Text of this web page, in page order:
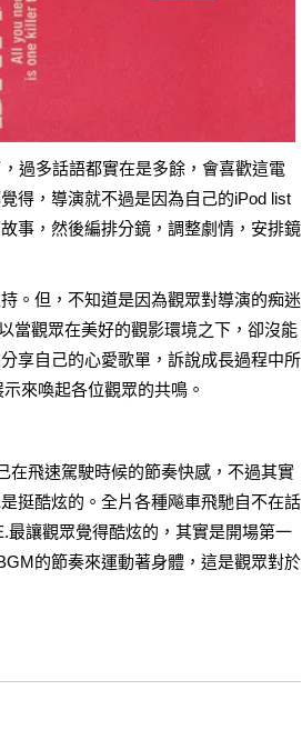
過多話語都實在是多餘，會喜歡這電
得，導演就不過是因為自己的iPod list
事，然後編排分鏡，調整劇情，安排鏡
。但，不知道是因為觀眾對導演的痴迷
觀眾在美好的觀影環境之下，卻沒能
享自己的心愛歌單，訴說成長過程中所
來喚起各位觀眾的共鳴。
在飛速駕駛時候的節奏快感，不過其實
挺酷炫的。全片各種飚車飛馳自不在話
最讓觀眾覺得酷炫的，其實是開場第一
的節奏來運動著身體，這是觀眾對於